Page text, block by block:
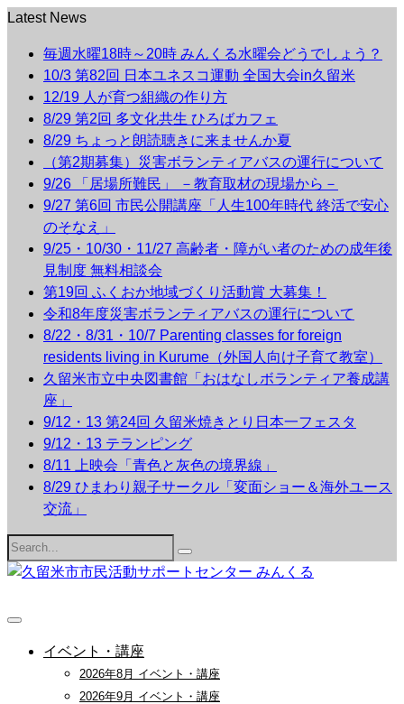
Latest News
毎週水曜18時～20時 みんくる水曜会どうでしょう？
10/3 第82回 日本ユネスコ運動 全国大会in久留米
12/19 人が育つ組織の作り方
8/29 第2回 多文化共生 ひろばカフェ
8/29 ちょっと朗読聴きに来ませんか夏
（第2期募集）災害ボランティアバスの運行について
9/26 「居場所難民」 －教育取材の現場から－
9/27 第6回 市民公開講座「人生100年時代 終活で安心
のそなえ」
9/25・10/30・11/27 高齢者・障がい者のための成年後
見制度 無料相談会
第19回 ふくおか地域づくり活動賞 大募集！
令和8年度災害ボランティアバスの運行について
8/22・8/31・10/7 Parenting classes for foreign
residents living in Kurume（外国人向け子育て教室）
久留米市立中央図書館「おはなしボランティア養成講
座」
9/12・13 第24回 久留米焼きとり日本一フェスタ
9/12・13 テランピング
8/11 上映会「青色と灰色の境界線」
8/29 ひまわり親子サークル「変面ショー＆海外ユース
交流」
Search
for:
イベント・講座
2026年8月 イベント・講座
2026年9月 イベント・講座